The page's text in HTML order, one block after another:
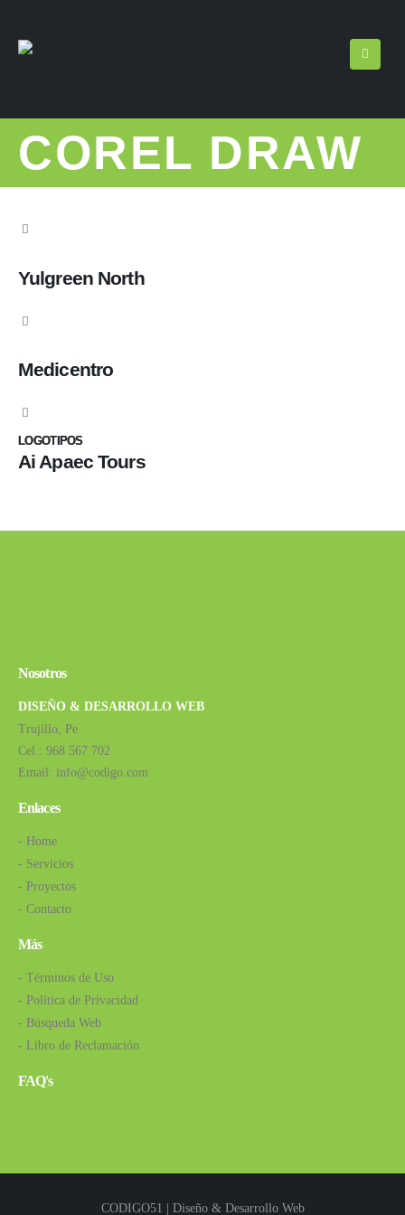
COREL DRAW
Yulgreen North
LOGOTIPOS
Medicentro
LOGOTIPOS
Ai Apaec Tours
LOGOTIPOS
Nosotros
DISEÑO & DESARROLLO WEB
Trujillo, Pe
Cel.: 968 567 702
Email: info@codigo.com
Enlaces
- Home
- Servicios
- Proyectos
- Contacto
Más
- Términos de Uso
- Política de Privacidad
- Búsqueda Web
- Libro de Reclamación
FAQ's
CODIGO51 | Diseño & Desarrollo Web